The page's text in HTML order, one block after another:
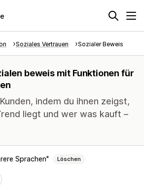
Soziales Vertrauen Sozialer Beweis
beweis mit Funktionen für
indem du ihnen zeigst,
liegt und wer was kauft –
Sprachen Löschen